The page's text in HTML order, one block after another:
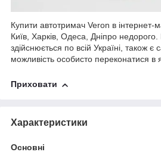
Купити автотримач Veron в інтернет-
Київ, Харків, Одеса, Дніпро
здійснюється по всій Україні, також є
можливість особисто переконатися в
Приховати
Характеристики
Основні